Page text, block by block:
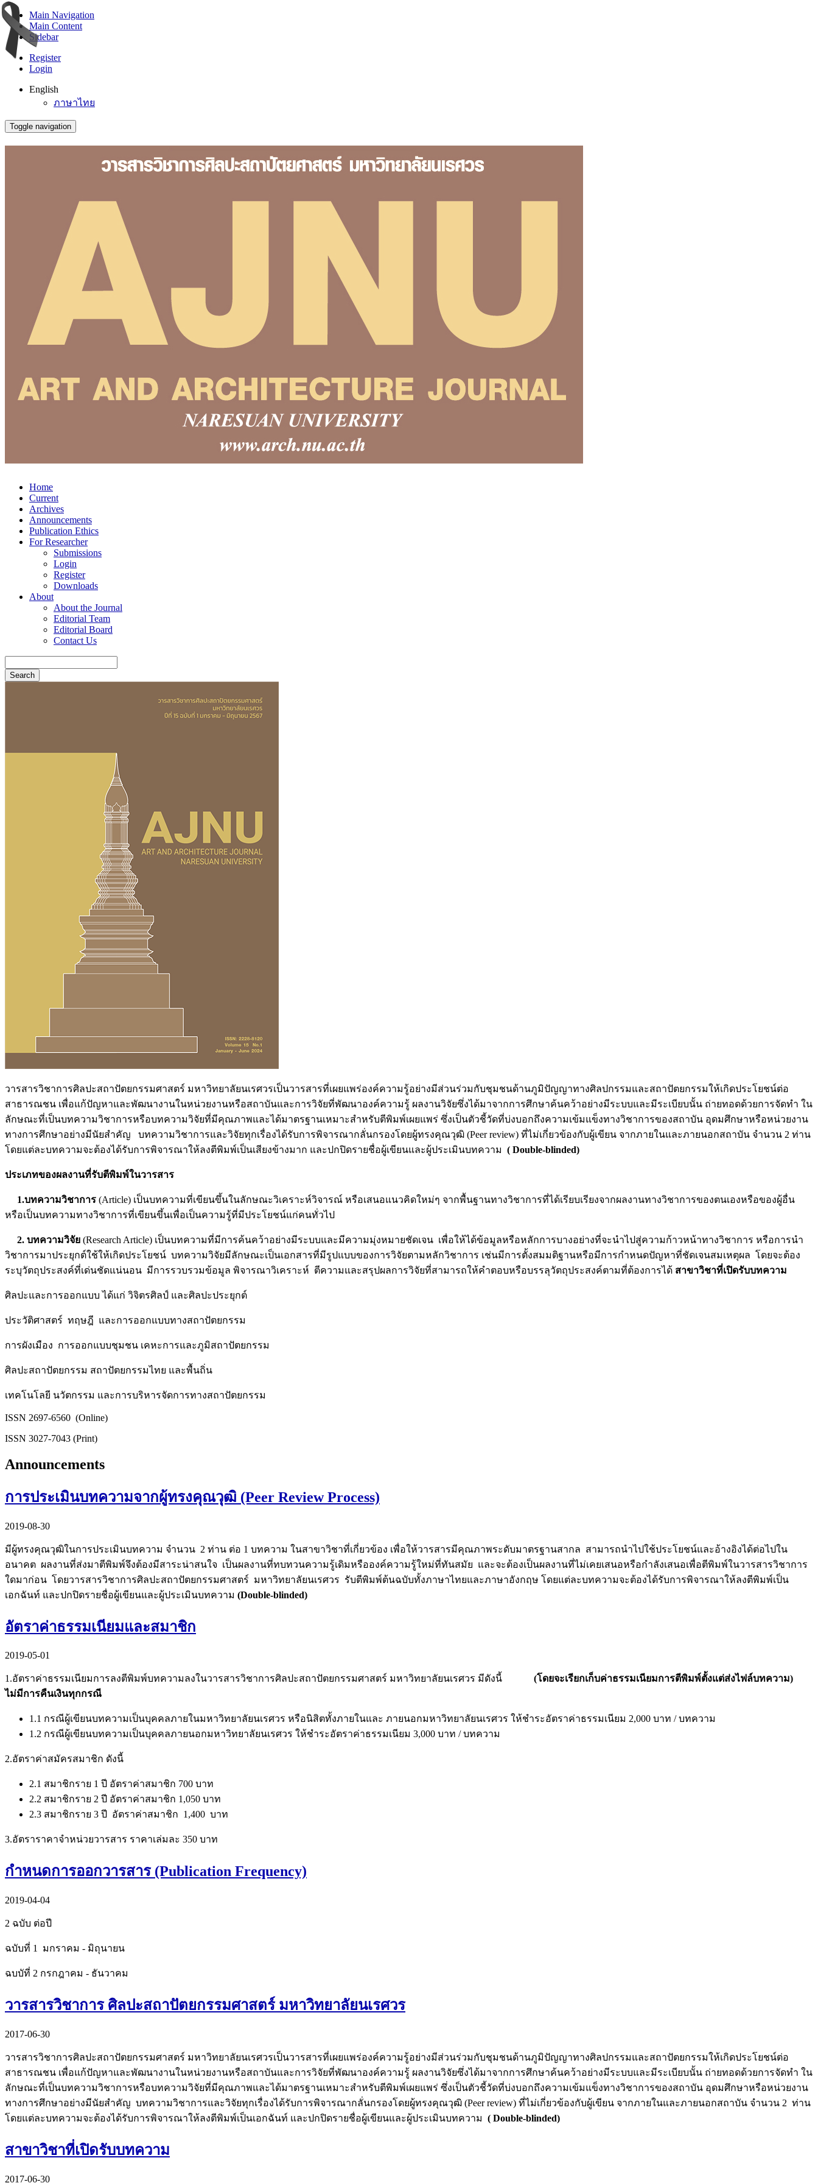
Main Navigation
Main Content
Sidebar
Register
Login
English
ภาษาไทย
Toggle navigation
Home
Current
Archives
Announcements
Publication Ethics
For Researcher
Submissions
Login
Register
Downloads
About
About the Journal
Editorial Team
Editorial Board
Contact Us
Search
วารสารวิชาการศิลปะสถาปัตยกรรมศาสตร์ มหาวิทยาลัยนเรศวรเป็นวารสารที่เผยแพร่องค์ความรู้อย่างมีส่วนร่วมกับชุมชนด้านภูมิปัญญาทางศิลปกรรมและสถาปัตยกรรมให้เกิดประโยชน์ต่อ
สาธารณชน เพื่อแก้ปัญหาและพัฒนางานในหน่วยงานหรือสถาบันและการวิจัยที่พัฒนาองค์ความรู้ ผลงานวิจัยซึ่งได้มาจากการศึกษาค้นคว้าอย่างมีระบบและมีระเบียบนั้น ถ่ายทอดด้วยการจัดทำ ใน
ลักษณะที่เป็นบทความวิชาการหรือบทความวิจัยที่มีคุณภาพและได้มาตรฐานเหมาะสำหรับตีพิมพ์เผยแพร่ ซึ่งเป็นตัวชี้วัดที่บ่งบอกถึงความเข้มแข็งทางวิชาการของสถาบัน อุดมศึกษาหรือหน่วยงาน
ทางการศึกษาอย่างมีนัยสำคัญ บทความวิชาการและวิจัยทุกเรื่องได้รับการพิจารณากลั่นกรองโดยผู้ทรงคุณวุฒิ (Peer review) ที่ไม่เกี่ยวข้องกับผู้เขียน จากภายในและภายนอกสถาบัน จำนวน 2 ท่าน
โดยแต่ละบทความจะต้องได้รับการพิจารณาให้ลงตีพิมพ์เป็นเสียงข้างมาก และปกปิดรายชื่อผู้เขียนและผู้ประเมินบทความ ( Double-blinded)
ประเภทของผลงานที่รับตีพิมพ์ในวารสาร
1.บทความวิชาการ (Article) เป็นบทความที่เขียนขึ้นในลักษณะวิเคราะห์วิจารณ์ หรือเสนอแนวคิดใหม่ๆ จากพื้นฐานทางวิชาการที่ได้เรียบเรียงจากผลงานทางวิชาการของตนเองหรือของผู้อื่น
หรือเป็นบทความทางวิชาการที่เขียนขึ้นเพื่อเป็นความรู้ที่มีประโยชน์แก่คนทั่วไป
2. บทความวิจัย (Research Article) เป็นบทความที่มีการค้นคว้าอย่างมีระบบและมีความมุ่งหมายชัดเจน เพื่อให้ได้ข้อมูลหรือหลักการบางอย่างที่จะนำไปสู่ความก้าวหน้าทางวิชาการ หรือการนำ
วิชาการมาประยุกต์ใช้ให้เกิดประโยชน์ บทความวิจัยมีลักษณะเป็นเอกสารที่มีรูปแบบของการวิจัยตามหลักวิชาการ เช่นมีการตั้งสมมติฐานหรือมีการกำหนดปัญหาที่ชัดเจนสมเหตุผล โดยจะต้อง
ระบุวัตถุประสงค์ที่เด่นชัดแน่นอน มีการรวบรวมข้อมูล พิจารณาวิเคราะห์ ตีความและสรุปผลการวิจัยที่สามารถให้คำตอบหรือบรรลุวัตถุประสงค์ตามที่ต้องการได้ สาขาวิชาที่เปิดรับบทความ
ศิลปะและการออกแบบ ได้แก่ วิจิตรศิลป์ และศิลปะประยุกต์
ประวัติศาสตร์ ทฤษฎี และการออกแบบทางสถาปัตยกรรม
การผังเมือง การออกแบบชุมชน เคหะการและภูมิสถาปัตยกรรม
ศิลปะสถาปัตยกรรม สถาปัตยกรรมไทย และพื้นถิ่น
เทคโนโลยี นวัตกรรม และการบริหารจัดการทางสถาปัตยกรรม
ISSN 2697-6560 (Online)
ISSN 3027-7043 (Print)
Announcements
การประเมินบทความจากผู้ทรงคุณวุฒิ (Peer Review Process)
2019-08-30
มีผู้ทรงคุณวุฒิในการประเมินบทความ จำนวน 2 ท่าน ต่อ 1 บทความ ในสาขาวิชาที่เกี่ยวข้อง เพื่อให้วารสารมีคุณภาพระดับมาตรฐานสากล สามารถนำไปใช้ประโยชน์และอ้างอิงได้ต่อไปใน
อนาคต ผลงานที่ส่งมาตีพิมพ์จึงต้องมีสาระน่าสนใจ เป็นผลงานที่ทบทวนความรู้เดิมหรือองค์ความรู้ใหม่ที่ทันสมัย และจะต้องเป็นผลงานที่ไม่เคยเสนอหรือกำลังเสนอเพื่อตีพิมพ์ในวารสารวิชาการ
ใดมาก่อน โดยวารสารวิชาการศิลปะสถาปัตยกรรมศาสตร์ มหาวิทยาลัยนเรศวร รับตีพิมพ์ต้นฉบับทั้งภาษาไทยและภาษาอังกฤษ โดยแต่ละบทความจะต้องได้รับการพิจารณาให้ลงตีพิมพ์เป็น
เอกฉันท์ และปกปิดรายชื่อผู้เขียนและผู้ประเมินบทความ (Double-blinded)
อัตราค่าธรรมเนียมและสมาชิก
2019-05-01
1.อัตราค่าธรรมเนียมการลงตีพิมพ์บทความลงในวารสารวิชาการศิลปะสถาปัตยกรรมศาสตร์ มหาวิทยาลัยนเรศวร มีดังนี้ (โดยจะเรียกเก็บค่าธรรมเนียมการตีพิมพ์ตั้งแต่ส่งไฟล์บทความ)
ไม่มีการคืนเงินทุกกรณี
1.1 กรณีผู้เขียนบทความเป็นบุคคลภายในมหาวิทยาลัยนเรศวร หรือนิสิตทั้งภายในและ ภายนอกมหาวิทยาลัยนเรศวร ให้ชำระอัตราค่าธรรมเนียม 2,000 บาท / บทความ
1.2 กรณีผู้เขียนบทความเป็นบุคคลภายนอกมหาวิทยาลัยนเรศวร ให้ชำระอัตราค่าธรรมเนียม 3,000 บาท / บทความ
2.อัตราค่าสมัครสมาชิก ดังนี้
2.1 สมาชิกราย 1 ปี อัตราค่าสมาชิก 700 บาท
2.2 สมาชิกราย 2 ปี อัตราค่าสมาชิก 1,050 บาท
2.3 สมาชิกราย 3 ปี อัตราค่าสมาชิก 1,400 บาท
3.อัตราราคาจำหน่วยวารสาร ราคาเล่มละ 350 บาท
กำหนดการออกวารสาร (Publication Frequency)
2019-04-04
2 ฉบับ ต่อปี
ฉบับที่ 1 มกราคม - มิถุนายน
ฉบบัที่ 2 กรกฎาคม - ธันวาคม
วารสารวิชาการ ศิลปะสถาปัตยกรรมศาสตร์ มหาวิทยาลัยนเรศวร
2017-06-30
วารสารวิชาการศิลปะสถาปัตยกรรมศาสตร์ มหาวิทยาลัยนเรศวรเป็นวารสารที่เผยแพร่องค์ความรู้อย่างมีส่วนร่วมกับชุมชนด้านภูมิปัญญาทางศิลปกรรมและสถาปัตยกรรมให้เกิดประโยชน์ต่อ
สาธารณชน เพื่อแก้ปัญหาและพัฒนางานในหน่วยงานหรือสถาบันและการวิจัยที่พัฒนาองค์ความรู้ ผลงานวิจัยซึ่งได้มาจากการศึกษาค้นคว้าอย่างมีระบบและมีระเบียบนั้น ถ่ายทอดด้วยการจัดทำ ใน
ลักษณะที่เป็นบทความวิชาการหรือบทความวิจัยที่มีคุณภาพและได้มาตรฐานเหมาะสำหรับตีพิมพ์เผยแพร่ ซึ่งเป็นตัวชี้วัดที่บ่งบอกถึงความเข้มแข็งทางวิชาการของสถาบัน อุดมศึกษาหรือหน่วยงาน
ทางการศึกษาอย่างมีนัยสำคัญ บทความวิชาการและวิจัยทุกเรื่องได้รับการพิจารณากลั่นกรองโดยผู้ทรงคุณวุฒิ (Peer review) ที่ไม่เกี่ยวข้องกับผู้เขียน จากภายในและภายนอกสถาบัน จำนวน 2 ท่าน
โดยแต่ละบทความจะต้องได้รับการพิจารณาให้ลงตีพิมพ์เป็นเอกฉันท์ และปกปิดรายชื่อผู้เขียนและผู้ประเมินบทความ ( Double-blinded)
สาขาวิชาที่เปิดรับบทความ
2017-06-30